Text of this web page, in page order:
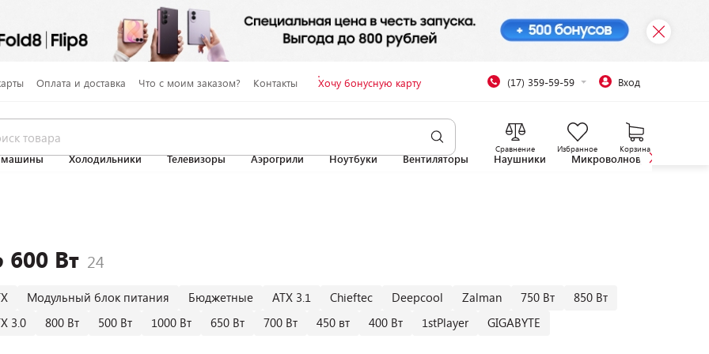
Оплата и доставка Что с моим заказом? Контакты Хочу бонусную карту (17) 359-59-59 Вход
Сравнение Избранное Корзина
машины Холодильники Телевизоры Аэрогрили Ноутбуки Вентиляторы Наушники Микроволновые печи
Вт
Модульный блок питания Бюджетные ATX 3.1 Chieftec Deepcool Zalman 750 Вт
850 Вт
3.0
800 Вт 500 Вт 1000 Вт 650 Вт 700 Вт 450 вт 400 Вт 1stPlayer GIGABYTE